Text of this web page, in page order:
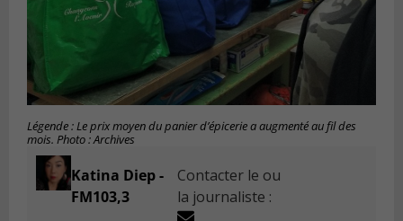
Légende : Le prix moyen du panier d’épicerie a augmenté au fil des
mois. Photo : Archives
Katina Diep -
FM103,3
Contacter le ou
la journaliste :